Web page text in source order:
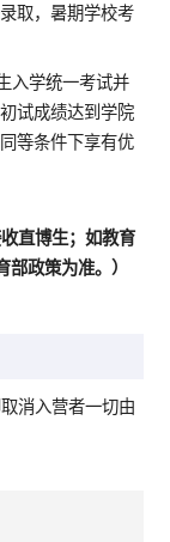
取，暑期学校考
入学统一考试并
试成绩达到学院
等条件下享有优
直博生；如教育
政策为准。）
消入营者一切由